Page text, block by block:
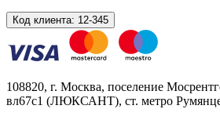
Код клиента: 12-345
108820, г. Москва, поселение
вл67с1 (ЛЮКСАНТ), ст. метро